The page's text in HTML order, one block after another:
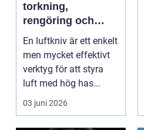
torkning,
rengöring och
kylning i modern
En luftkniv är ett enkelt
men mycket effektivt
verktyg för att styra
luft med hög has...
03 juni 2026